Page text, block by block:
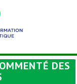
DES